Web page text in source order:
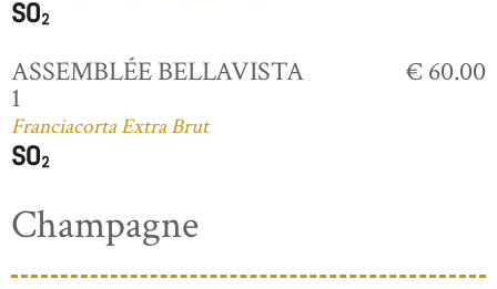
ASSEMBLÉE BELLAVISTA
1
Franciacorta Extra Brut
€ 60.00
Champagne